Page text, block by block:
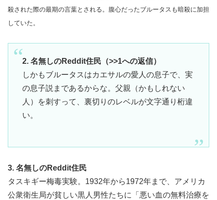
殺された際の最期の言葉とされる。腹心だったブルータスも暗殺に加担
していた。
2. 名無しのReddit住民（>>1への返信）
しかもブルータスはカエサルの愛人の息子で、実
の息子説まであるからな。父親（かもしれない
人）を刺すって、裏切りのレベルが文字通り桁違
い。
3. 名無しのReddit住民
タスキギー梅毒実験。1932年から1972年まで、アメリカ
公衆衛生局が貧しい黒人男性たちに「悪い血の無料治療を